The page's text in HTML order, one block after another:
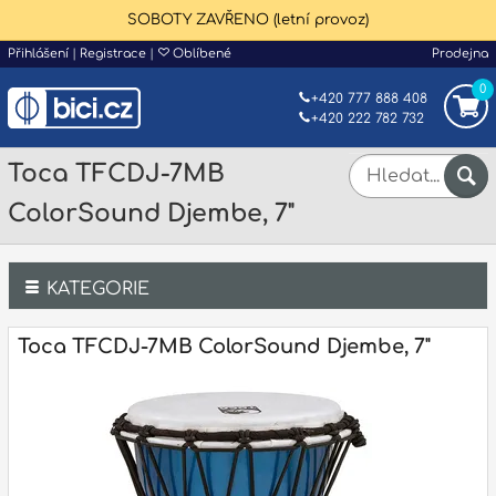
SOBOTY ZAVŘENO (letní provoz)
Přihlášení | Registrace | Oblíbené Prodejna
0
+420 777 888 408
+420 222 782 732
Toca TFCDJ-7MB
ColorSound Djembe, 7"
KATEGORIE
Bicí
Kytary a strunné nástroje
Toca TFCDJ-7MB ColorSound Djembe, 7"